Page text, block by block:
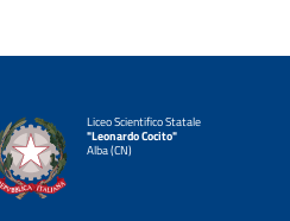
Liceo Scientifico Statale
"Leonardo Cocito"
Alba (CN)